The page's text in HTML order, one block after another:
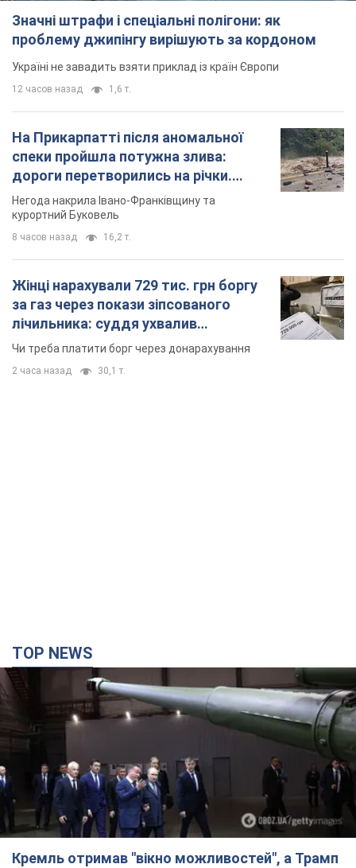
Значні штрафи і спеціальні полігони: як
проблему джипінгу вирішують за кордоном
Україні не завадить взяти приклад із країн Європи
12 часов назад 1,6 т.
На Прикарпатті після аномальної
спеки пройшла потужна злива:
дороги перетворились на річки.
Відео
Негода накрила Івано-Франківщину та
курортний Буковель
8 часов назад 16,2 т.
Жінці нарахували 729 тис. грн боргу
за газ через покази зіпсованого
лічильника: суддя ухвалив
неочікуване рішення
Чи треба платити борг через донарахування
2 часа назад 30,1 т.
TOP NEWS
Кремль отримав "вікно можливостей", а Трамп